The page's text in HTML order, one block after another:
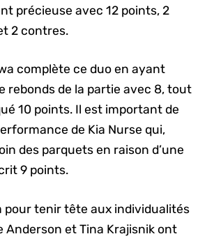
précieuse avec 12 points, 2
2 contres.
complète ce duo en ayant
rebonds de la partie avec 8, tout
10 points. Il est important de
de Kia Nurse qui,
des parquets en raison d’une
9 points.
pour tenir tête aux individualités
Anderson et Tina Krajisnik ont